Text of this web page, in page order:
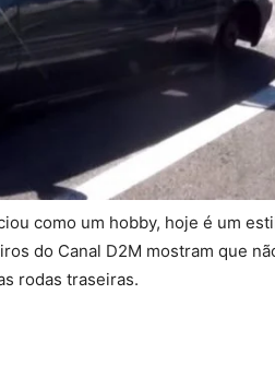
como um hobby, hoje é um
do Canal D2M mostram que
rodas traseiras.